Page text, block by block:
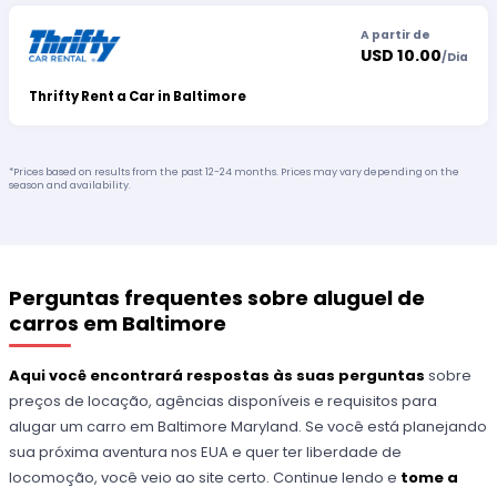
Thrifty Rent a Car in Baltimore
A partir de
USD 10.00/Dia
*Prices based on results from the past 12-24 months. Prices may vary depending on the
season and availability.
Perguntas frequentes sobre aluguel de
carros em Baltimore
Aqui você encontrará respostas às suas perguntas sobre
preços de locação, agências disponíveis e requisitos para
alugar um carro em Baltimore Maryland. Se você está planejando
sua próxima aventura nos EUA e quer ter liberdade de
locomoção, você veio ao site certo. Continue lendo e tome a